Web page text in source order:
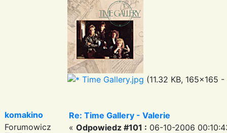
Time Gallery.jpg (11.32 KB, 165x165
komakino
Forumowicz
Re: Time Gallery - Valerie
« Odpowiedz #101 : 06-10-2006